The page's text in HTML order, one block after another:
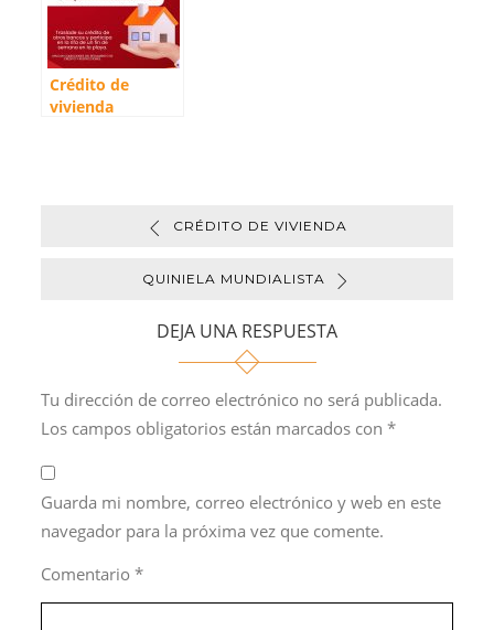
Crédito de
vivienda
CRÉDITO DE VIVIENDA
QUINIELA MUNDIALISTA
DEJA UNA RESPUESTA
Tu dirección de correo electrónico no será publicada.
Los campos obligatorios están marcados con*
Guarda mi nombre, correo electrónico y web en este
navegador para la próxima vez que comente.
Comentario*